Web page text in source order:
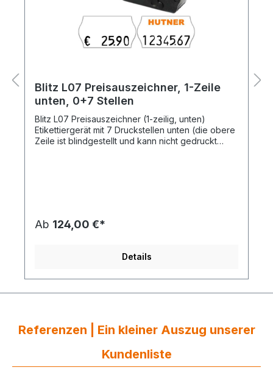
Blitz L07 Preisauszeichner, 1-Zeile
unten, 0+7 Stellen
Blitz L07 Preisauszeichner (1-zeilig, unten)
Etikettiergerät mit 7 Druckstellen unten (die obere
Zeile ist blindgestellt und kann nicht gedruckt
Euro Zeichen 19999.99Warenauszeichnung: bis
Blitz L07 Auszeichners:Stabiles Gerät in Profi-
QualitätAuszeichnen von Artikelnummern oder
mittlerer und großer Mengen Etikettendie
Firmenlogo) Auf Wunsch erhalten Sie bei HUTNER
individuell vorgedruckte Preisetiketten mit Ihrem
Wunschtext oder Firmenlogo. Senden Sie uns
hierfür einfach Ihre Anfrage per E-Mail oder rufen
Ab 124,00 €*
Details
Referenzen | Ein kleiner Auszug unserer
Kundenliste